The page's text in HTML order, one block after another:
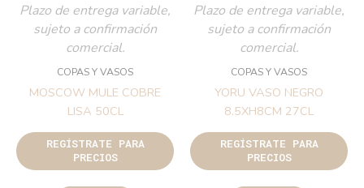
Plazo de entrega variable,
sujeto a confirmación
comercial.
COPAS Y VASOS
MOSCOW MULE COBRE
LISA 50CL
REGÍSTRATE PARA
PRECIOS
Plazo de entrega variable,
sujeto a confirmación
comercial.
COPAS Y VASOS
YORU VASO NEGRO
8.5XH8CM 27CL
REGÍSTRATE PARA
PRECIOS